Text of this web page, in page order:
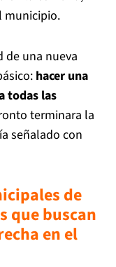
municipio.
de una nueva
hacer una
todas las
terminara la
señalado con
de
que buscan
en el